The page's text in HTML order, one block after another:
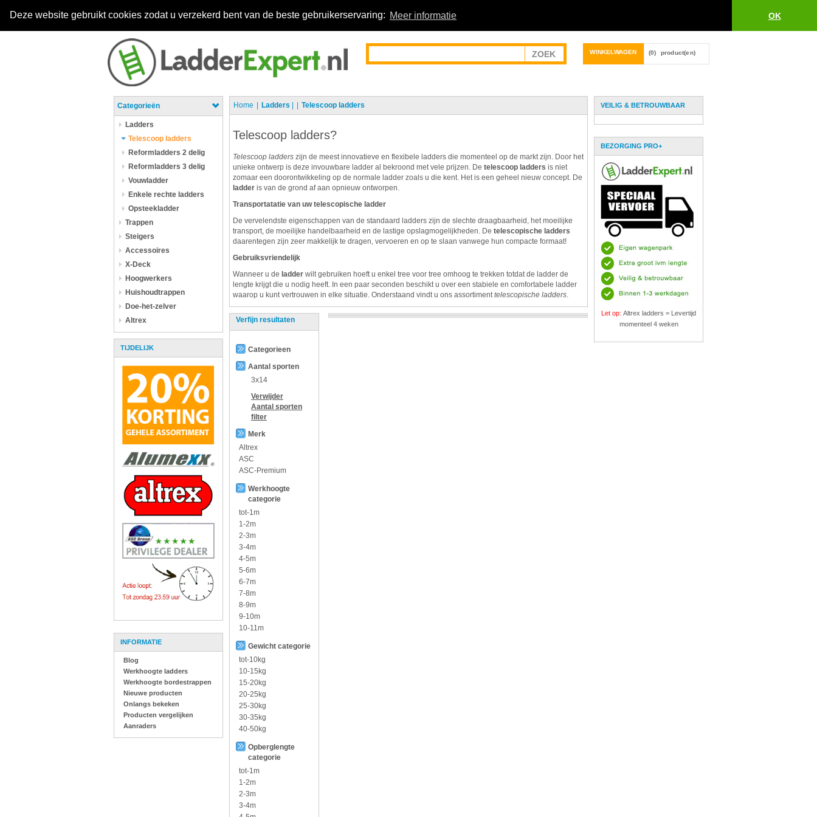
Deze website gebruikt cookies zodat u verzekerd bent van de beste gebruikerservaring: Meer informatie OK
WINKELWAGEN (0) product(en)
Categorieën
Ladders
Telescoop ladders
Reformladders 2 delig
Reformladders 3 delig
Vouwladder
Enkele rechte ladders
Opsteekladder
Trappen
Steigers
Accessoires
X-Deck
Hoogwerkers
Huishoudtrappen
Doe-het-zelver
Altrex
TIJDELIJK
INFORMATIE
Blog
Werkhoogte ladders
Werkhoogte bordestrappen
Nieuwe producten
Onlangs bekeken
Producten vergelijken
Aanraders
Home Ladders Telescoop ladders
Telescoop ladders?
Telescoop ladders zijn de meest innovatieve en flexibele ladders die momenteel op de markt zijn. Door het
unieke ontwerp is deze invouwbare ladder al bekroond met vele prijzen. De telescoop ladders is niet
zomaar een doorontwikkeling op de normale ladder zoals u die kent. Het is een geheel nieuw concept. De
ladder is van de grond af aan opnieuw ontworpen.
Transportatatie van uw telescopische ladder
De vervelendste eigenschappen van de standaard ladders zijn de slechte draagbaarheid, het moeilijke
transport, de moeilijke handelbaarheid en de lastige opslagmogelijkheden. De telescopische ladders
daarentegen zijn zeer makkelijk te dragen, vervoeren en op te slaan vanwege hun compacte formaat!
Gebruiksvriendelijk
Wanneer u de ladder wilt gebruiken hoeft u enkel tree voor tree omhoog te trekken totdat de ladder de
lengte krijgt die u nodig heeft. In een paar seconden beschikt u over een stabiele en comfortabele ladder
waarop u kunt vertrouwen in elke situatie. Onderstaand vindt u ons assortimenttelescopische ladders.
Verfijn resultaten
Categorieen
Aantal sporten
3x14
Verwijder
Aantal sporten
filter
Merk
Altrex
ASC
ASC-Premium
Werkhoogte
categorie
tot-1m
1-2m
2-3m
3-4m
4-5m
5-6m
6-7m
7-8m
8-9m
9-10m
10-11m
Gewicht categorie
tot-10kg
10-15kg
15-20kg
20-25kg
25-30kg
30-35kg
40-50kg
Opberglengte
categorie
tot-1m
1-2m
2-3m
3-4m
VEILIG & BETROUWBAAR
BEZORGING PRO+
Let op: Altrex ladders = Levertijd
momenteel 4 weken